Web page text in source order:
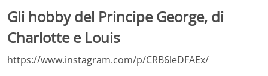
Gli hobby del Principe George, di
Charlotte e Louis
https://www.instagram.com/p/CRB6leDFAEx/